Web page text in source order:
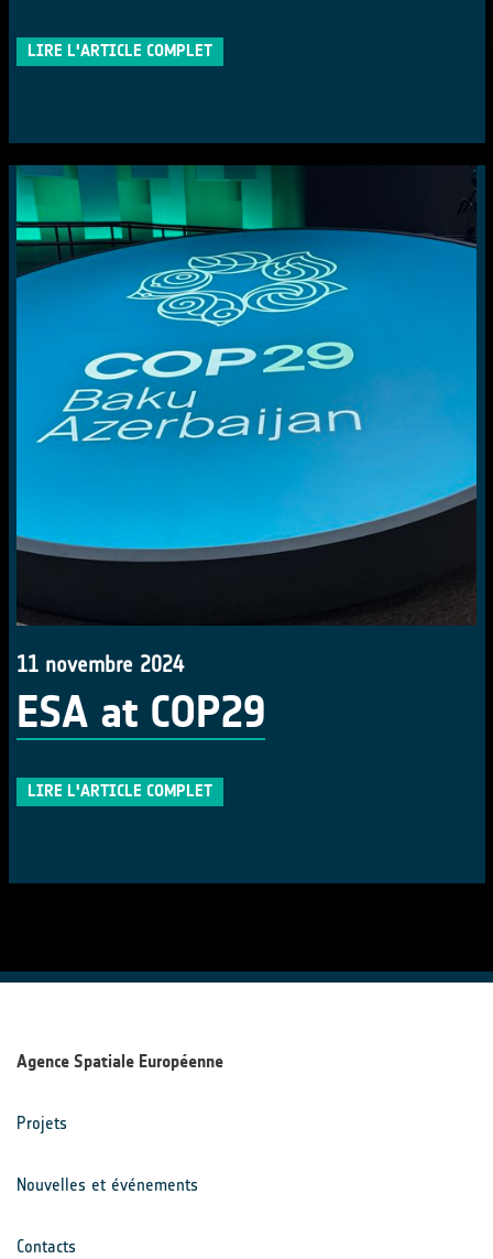
LIRE L'ARTICLE COMPLET
11 novembre 2024
ESA at COP29
LIRE L'ARTICLE COMPLET
Agence Spatiale Européenne
Projets
Nouvelles et événements
Contacts